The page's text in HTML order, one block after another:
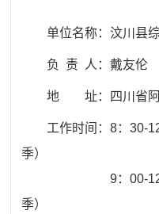
单位名称： 汶川县
负 责 人：戴友伦
地 址： 四川省
工作时间：8：30-
季）
9：00-12：00
季）